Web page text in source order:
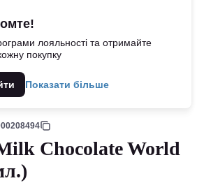
лояльності та отримайте
покупку
Показати більше
Chocolate World